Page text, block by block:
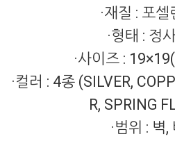
·재질 : 포셀
·형태 : 정
·사이즈 :
·컬러 : 4종 (SILVER,
R, SPRING
·범위 : 벽,